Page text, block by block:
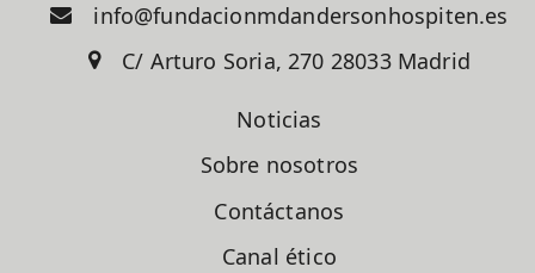
info@fundacionmdandersonhospiten.es
C/ Arturo Soria, 270 28033 Madrid
Noticias
Sobre nosotros
Contáctanos
Canal ético